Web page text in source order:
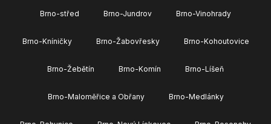
Brno-střed Brno-Jundrov Brno-Vinohrady
Brno-Kníničky Brno-Žabovřesky Brno-Kohoutovice
Brno-Žebětín Brno-Komín Brno-Líšeň
Brno-Maloměřice a Obřany Brno-Medlánky